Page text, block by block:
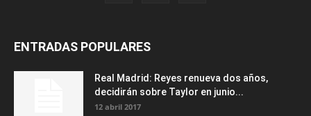
ENTRADAS POPULARES
Real Madrid: Reyes renueva dos años,
decidirán sobre Taylor en junio...
12 abril 2017